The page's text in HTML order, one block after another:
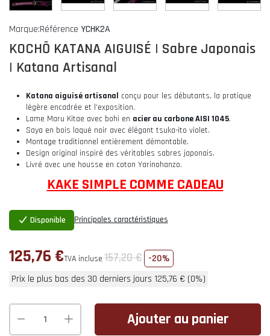
Marque:Référence YCHK2A
KOCHŌ KATANA AIGUISÉ | Sabre Japonais
| Katana Artisanal
Katana aiguisé artisanal conçu pour les débutants, la pratique
légère encadrée et l’exposition.
Lame Maru Kitae avec bohi en acier au carbone AISI 1045.
Saya en bois laqué noir avec élégant tsuka-ito violet.
Montage traditionnel entièrement démontable.
Design original inspiré des véritables sabres japonais.
Livré avec une housse en coton Yarinohanzo.
KAKE SIMPLE COMME CADEAU
Disponible Principales caractéristiques
125,76 €TVA incluse157,20 € -20%
Prix ​​le plus bas des 30 derniers jours 125,76 € (0%)
Ajouter au panier